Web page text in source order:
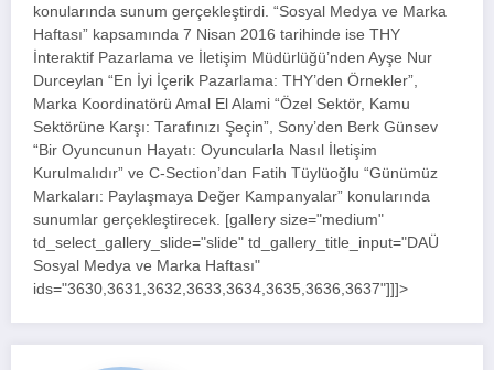
konularında sunum gerçekleştirdi. “Sosyal Medya ve Marka
Haftası” kapsamında 7 Nisan 2016 tarihinde ise THY
İnteraktif Pazarlama ve İletişim Müdürlüğü’nden Ayşe Nur
Durceylan “En İyi İçerik Pazarlama: THY’den Örnekler”,
Marka Koordinatörü Amal El Alami “Özel Sektör, Kamu
Sektörüne Karşı: Tarafınızı Şeçin”, Sony’den Berk Günsev
“Bir Oyuncunun Hayatı: Oyuncularla Nasıl İletişim
Kurulmalıdır” ve C-Section’dan Fatih Tüylüoğlu “Günümüz
Markaları: Paylaşmaya Değer Kampanyalar” konularında
sunumlar gerçekleştirecek. [gallery size="medium"
td_select_gallery_slide="slide" td_gallery_title_input="DAÜ
Sosyal Medya ve Marka Haftası"
ids="3630,3631,3632,3633,3634,3635,3636,3637"]]]>